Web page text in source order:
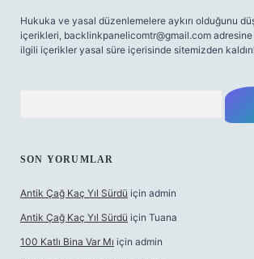
Hukuka ve yasal düzenlemelere aykırı olduğunu
içerikleri, backlinkpanelicomtr@gmail.com
ilgili içerikler yasal süre içerisinde sitemizden
SON YORUMLAR
Antik Çağ Kaç Yıl Sürdü için admin
Antik Çağ Kaç Yıl Sürdü için Tuana
100 Katlı Bina Var Mı için admin